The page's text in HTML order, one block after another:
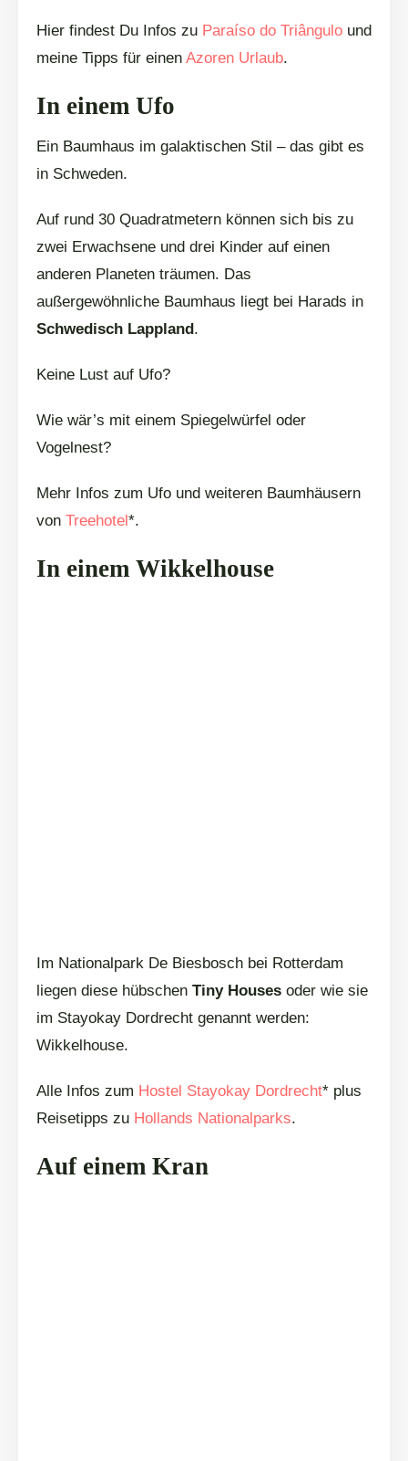
Hier findest Du Infos zu Paraíso do Triângulo und
meine Tipps für einen Azoren Urlaub.
In einem Ufo
Ein Baumhaus im galaktischen Stil – das gibt es
in Schweden.
Auf rund 30 Quadratmetern können sich bis zu
zwei Erwachsene und drei Kinder auf einen
anderen Planeten träumen. Das
außergewöhnliche Baumhaus liegt bei Harads in
Schwedisch Lappland.
Keine Lust auf Ufo?
Wie wär’s mit einem Spiegelwürfel oder
Vogelnest?
Mehr Infos zum Ufo und weiteren Baumhäusern
von Treehotel*.
In einem Wikkelhouse
Im Nationalpark De Biesbosch bei Rotterdam
liegen diese hübschen Tiny Houses oder wie sie
im Stayokay Dordrecht genannt werden:
Wikkelhouse.
Alle Infos zum Hostel Stayokay Dordrecht* plus
Reisetipps zu Hollands Nationalparks.
Auf einem Kran